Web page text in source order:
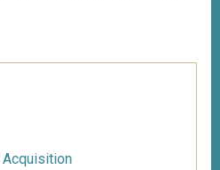
Acquisition